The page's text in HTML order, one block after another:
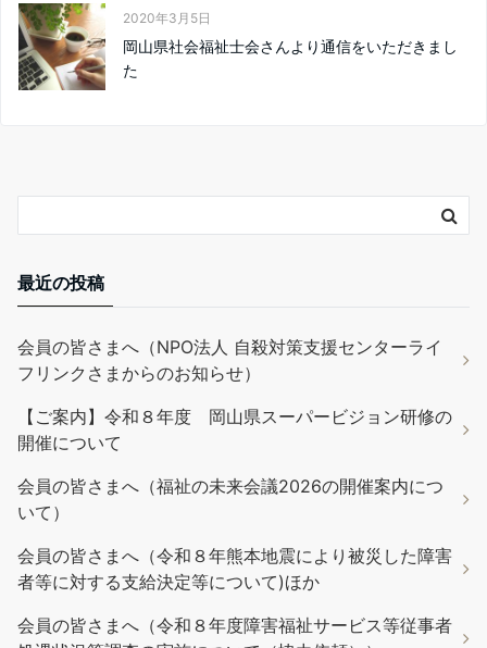
2020年3月5日
岡山県社会福祉士会さんより通信をいただきまし
た
最近の投稿
会員の皆さまへ（NPO法人 自殺対策支援センターライ
フリンクさまからのお知らせ）
【ご案内】令和８年度 岡山県スーパービジョン研修の
開催について
会員の皆さまへ（福祉の未来会議2026の開催案内につ
いて）
会員の皆さまへ（令和８年熊本地震により被災した障害
者等に対する支給決定等について)ほか
会員の皆さまへ（令和８年度障害福祉サービス等従事者